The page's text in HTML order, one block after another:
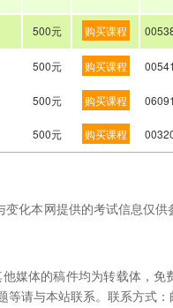
500元 购买课程
500元 购买课程
500元 购买课程
500元 购买课程
化本网提供的考试信息仅
媒体的稿件均为转载体，
等请与本站联系。联系方式